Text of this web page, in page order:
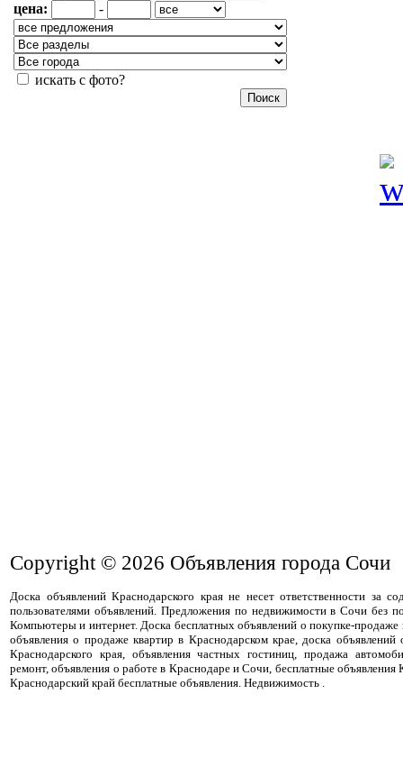
цена:
-
искать с фото?
Copyright © 2026 Объявления города Сочи
Доска объявлений Краснодарского края не несет ответственности за
пользователями объявлений. Предложения по недвижимости в Сочи без
Компьютеры и интернет. Доска бесплатных объявлений о покупке-
объявления о продаже квартир в Краснодарском крае, доска
Краснодарского края, объявления частных гостиниц, продажа
ремонт, объявления о работе в Краснодаре и Сочи, бесплатные
Краснодарский край бесплатные объявления. Недвижимость .